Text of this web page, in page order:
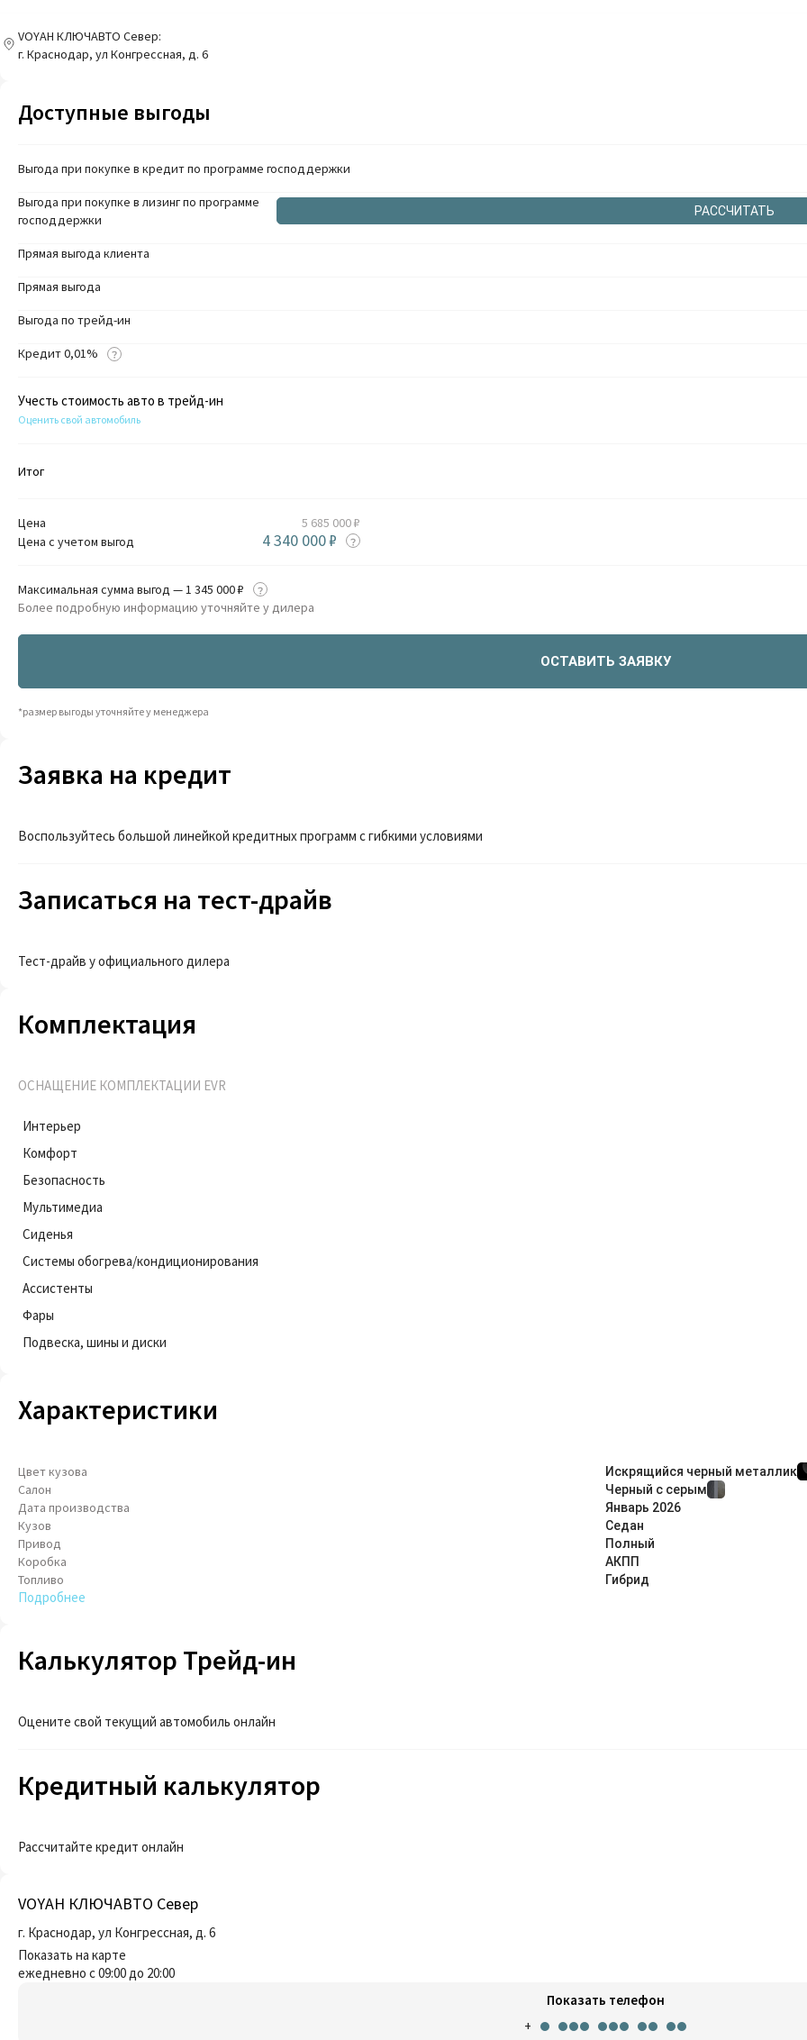
VOYAH КЛЮЧАВТО Север:
г. Краснодар, ул Конгрессная, д. 6
Доступные выгоды
Выгода при покупке в кредит по программе господдержки
Выгода при покупке в лизинг по программе
господдержки
РАССЧИТАТЬ
Прямая выгода клиента
Прямая выгода
Выгода по трейд-ин
Кредит 0,01%
Учесть стоимость авто в трейд-ин
Оценить свой автомобиль
Итог
Цена
5 685 000 ₽
Цена с учетом выгод
4 340 000 ₽
Максимальная сумма выгод — 1 345 000 ₽
Более подробную информацию уточняйте у дилера
ОСТАВИТЬ ЗАЯВКУ
*размер выгоды уточняйте у менеджера
Заявка на кредит
Воспользуйтесь большой линейкой кредитных программ с гибкими условиями
Записаться на тест-драйв
Тест-драйв у официального дилера
Комплектация
ОСНАЩЕНИЕ КОМПЛЕКТАЦИИ EVR
Интерьер
Комфорт
Безопасность
Мультимедиа
Сиденья
Системы обогрева/кондиционирования
Ассистенты
Фары
Подвеска, шины и диски
Характеристики
Цвет кузова Искрящийся черный металлик
Салон Черный с серым
Дата производства Январь 2026
Кузов Седан
Привод Полный
Коробка АКПП
Топливо Гибрид
Подробнее
Калькулятор Трейд-ин
Оцените свой текущий автомобиль онлайн
Кредитный калькулятор
Рассчитайте кредит онлайн
VOYAH КЛЮЧАВТО Север
г. Краснодар, ул Конгрессная, д. 6
Показать на карте
ежедневно с 09:00 до 20:00
Показать телефон
+